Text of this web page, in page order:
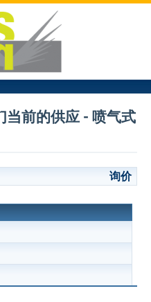
当前的供应 - 喷气式
询价